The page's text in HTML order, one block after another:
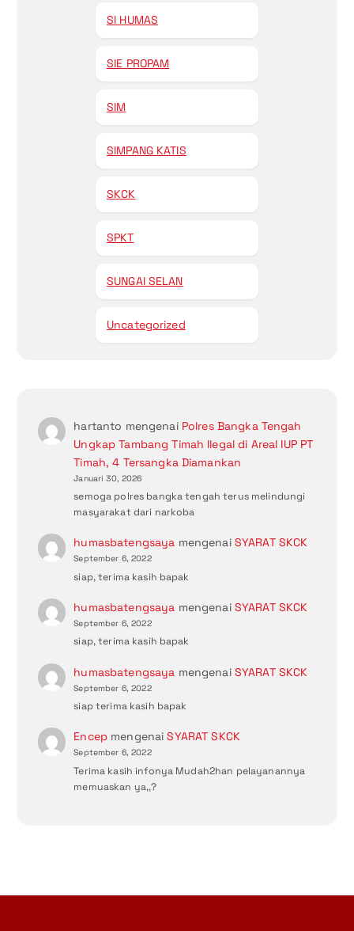
SI HUMAS
SIE PROPAM
SIM
SIMPANG KATIS
SKCK
SPKT
SUNGAI SELAN
Uncategorized
hartanto mengenai Polres Bangka Tengah
Ungkap Tambang Timah Ilegal di Areal IUP PT
Timah, 4 Tersangka Diamankan
Januari 30, 2026
semoga polres bangka tengah terus melindungi
masyarakat dari narkoba
humasbatengsaya mengenai SYARAT SKCK
September 6, 2022
siap, terima kasih bapak
humasbatengsaya mengenai SYARAT SKCK
September 6, 2022
siap, terima kasih bapak
humasbatengsaya mengenai SYARAT SKCK
September 6, 2022
siap terima kasih bapak
EncepmengenaiSYARAT SKCK
September 6, 2022
Terima kasih infonya Mudah2han pelayanannya
memuaskan ya,,?